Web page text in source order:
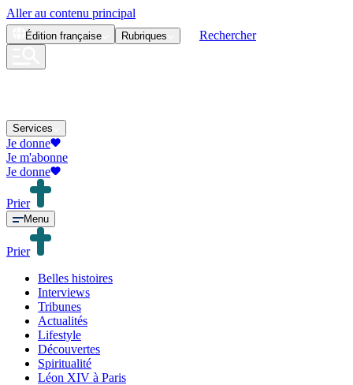
Aller au contenu principal
Édition française Rubriques Rechercher
Services
Je donne
Je m'abonne
Je donne
Prier
Menu
Prier
Belles histoires
Interviews
Tribunes
Actualités
Lifestyle
Découvertes
Spiritualité
Léon XIV à Paris